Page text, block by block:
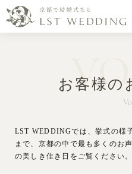
お客様の
LST WEDDINGでは、挙式の様
まで、京都の中で最も多くのお
の美しき佳き日をご覧ください。